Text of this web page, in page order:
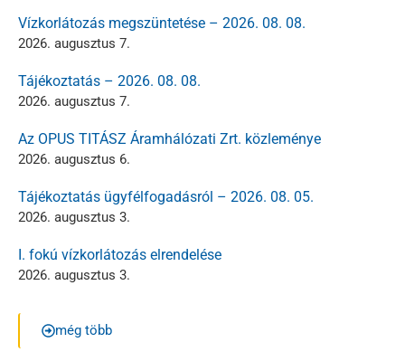
Vízkorlátozás megszüntetése – 2026. 08. 08.
2026. augusztus 7.
Tájékoztatás – 2026. 08. 08.
2026. augusztus 7.
Az OPUS TITÁSZ Áramhálózati Zrt. közleménye
2026. augusztus 6.
Tájékoztatás ügyfélfogadásról – 2026. 08. 05.
2026. augusztus 3.
I. fokú vízkorlátozás elrendelése
2026. augusztus 3.
még több